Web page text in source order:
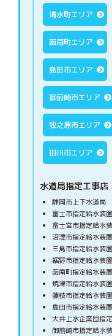
清水町エリア
函南町エリア
島田市エリア
御前崎市エリア
牧之原市エリア
掛川市エリア
水道局指定工事
静岡市上下水道
富士市指定給水装
富士宮市指定給水
沼津市指定給水装
三島市指定給水装
裾野市指定給水装
函南町指定給水装
焼津市指定給水装
藤枝市指定給水装
島田市指定給水装
大井上水企業団指
御前崎市指定給水